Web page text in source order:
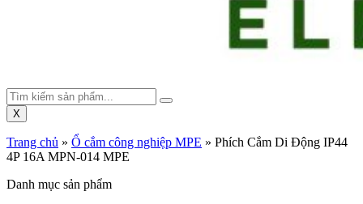
X
Trang chủ » Ổ cắm công nghiệp MPE » Phích Cắm Di Động IP44
4P 16A MPN-014 MPE
Danh mục sản phẩm